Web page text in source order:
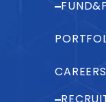
CAREERS